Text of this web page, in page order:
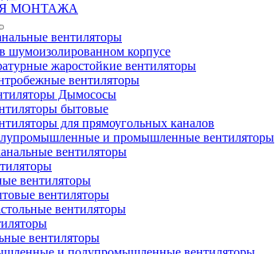
МОНТАЖА
вентиляторы
шумоизолированном корпусе
жаростойкие вентиляторы
вентиляторы
Дымососы
бытовые
для прямоугольных каналов
и промышленные вентиляторы
вентиляторы
вентиляторы
вентиляторы
вентиляторы
вентиляторы